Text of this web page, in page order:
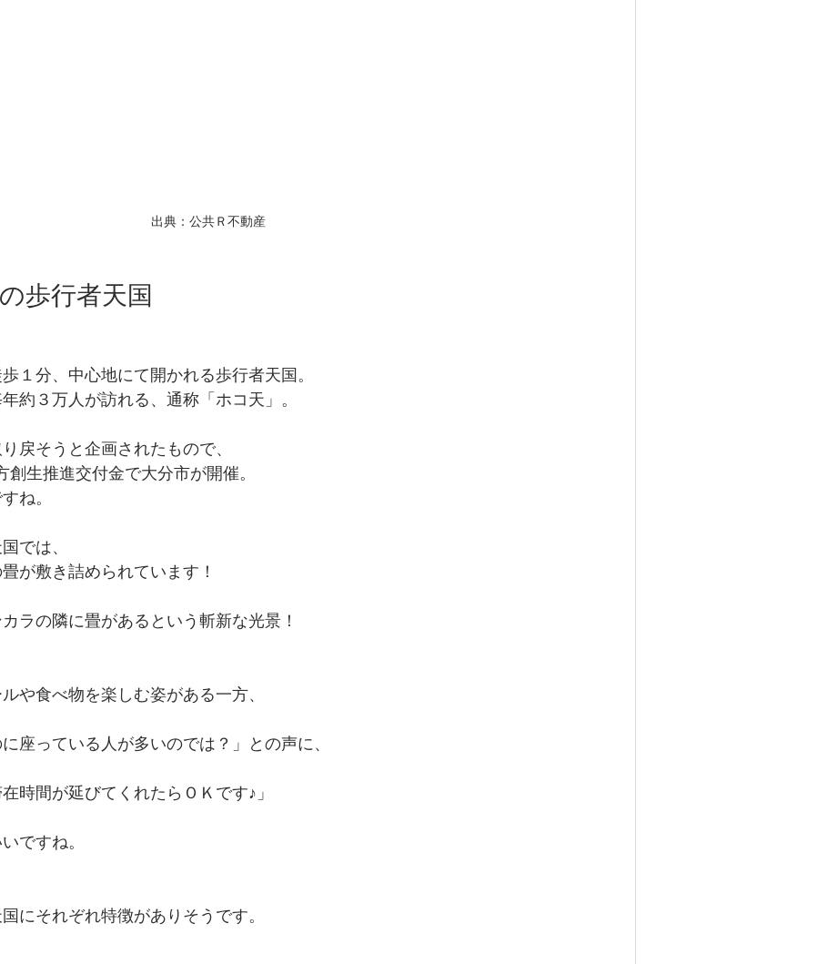
出典：公共Ｒ不動産
歩行者天国
１分、中心地にて開かれる歩行者天国。
約３万人が訪れる、通称「ホコ天」。
戻そうと企画されたもので、
創生推進交付金で大分市が開催。
ね。
では、
が敷き詰められています！
ラの隣に畳があるという斬新な光景！
や食べ物を楽しむ姿がある一方、
に座っている人が多いのでは？」との声に、
時間が延びてくれたらＯＫです♪」
ですね。
にそれぞれ特徴がありそうです。